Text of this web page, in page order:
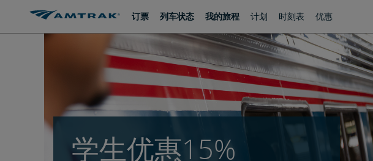
内
导
订票 列车状态 我的旅程 计划 时刻表 优惠
学生优惠15%